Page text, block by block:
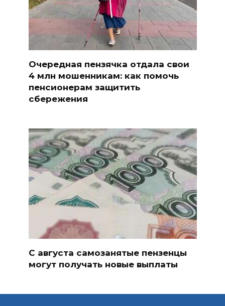
Очередная пензячка отдала свои
4 млн мошенникам: как помочь
пенсионерам защитить
сбережения
С августа самозанятые пензенцы
могут получать новые выплаты